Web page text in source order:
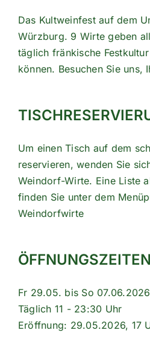
Das Kultweinfest auf dem
Würzburg. 9 Wirte geben
täglich fränkische
können. Besuchen Sie uns,
Um einen Tisch auf dem
reservieren, wenden Sie
Weindorf-Wirte. Eine Liste
finden Sie unter dem
Weindorfwirte
ÖFFNUNGSZEITEN
Fr 29.05. bis So 07.06.2026
Täglich 11 - 23:30 Uhr
Eröffnung: 29.05.2026, 17